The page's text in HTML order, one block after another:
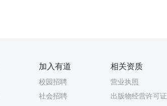
加入有道
校园招聘
社会招聘
相关资质
营业执照
出版物经营许可证